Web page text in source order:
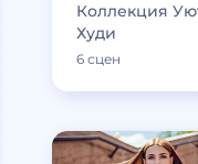
Коллекция
Худи
6 сцен